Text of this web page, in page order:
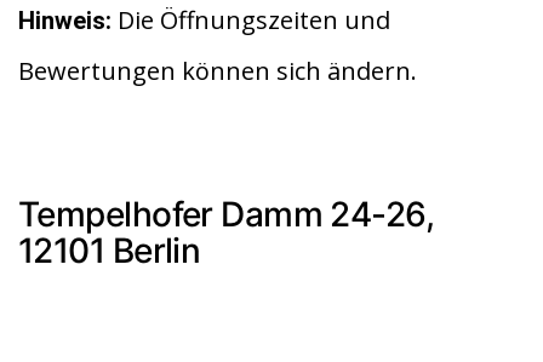
Hinweis: Die Öffnungszeiten und
Bewertungen können sich ändern.
Tempelhofer Damm 24-26,
12101 Berlin